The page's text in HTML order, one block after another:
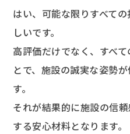
はい、可能な限りすべて
しいです。
高評価だけでなく、すべ
とで、施設の誠実な姿勢
す。
それが結果的に施設の信
する安心材料となります。